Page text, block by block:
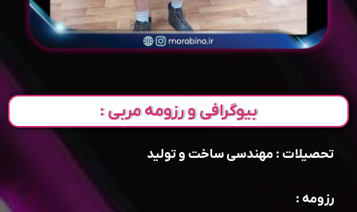
بیوگرافی و رزومه مربی :
تحصیلات : مهندسی ساخت و تولید
رزومه :